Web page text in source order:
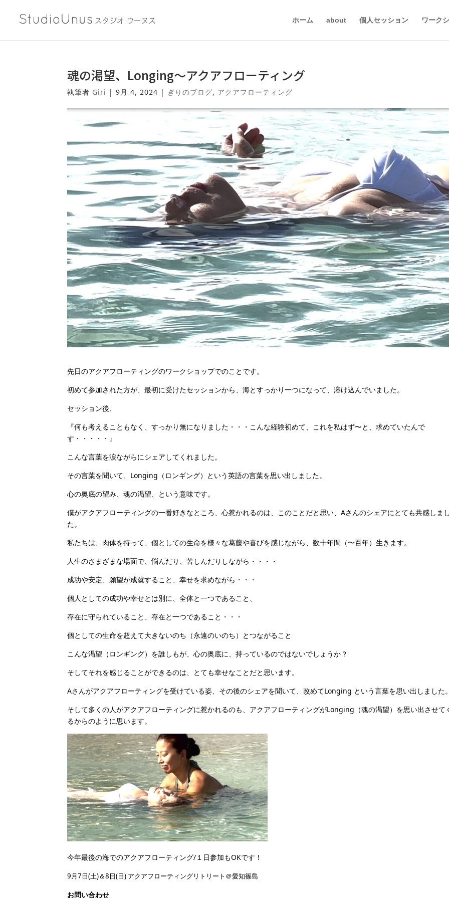
ホーム about 個人セッション ワーク
魂の渇望、Longing〜アクアフローティング
執筆者 Giri |9月 4, 2024 | ぎりのブログ, アクアフローティング
先日のアクアフローティングのワークショップでのことです。
初めて参加された方が、最初に受けたセッションから、海とすっかり一つになって、溶け込んでいました。
セッション後、
『何も考えることもなく、すっかり無になりました・・・こんな経験初めて、これを私はず〜と、求めていたんで
す・・・・・』
こんな言葉を涙ながらにシェアしてくれました。
その言葉を聞いて、Longing（ロンギング）という英語の言葉を思い出しました。
心の奥底の望み、魂の渇望、という意味です。
僕がアクアフローティングの一番好きなところ、心惹かれるのは、このことだと思い、Aさんのシェアにとても共感しま
た。
私たちは、肉体を持って、個としての生命を様々な葛藤や喜びを感じながら、数十年間（〜百年）生きます。
人生のさまざまな場面で、悩んだり、苦しんだりしながら・・・・
成功や安定、願望が成就すること、幸せを求めながら・・・
個人としての成功や幸せとは別に、全体と一つであること、
存在に守られていること、存在と一つであること・・・
個としての生命を超えて大きないのち（永遠のいのち）とつながること
こんな渇望（ロンギング）を誰しもが、心の奥底に、持っているのではないでしょうか？
そしてそれを感じることができるのは、とても幸せなことだと思います。
Aさんがアクアフローティングを受けている姿、その後のシェアを聞いて、改めてLonging という言葉を思い出しました
そして多くの人がアクアフローティングに惹かれるのも、アクアフローティングがLonging（魂の渇望）を思い出させて
るからのように思います。
今年最後の海でのアクアフローティング/１日参加もOKです！
9月7日(土)＆8日(日) アクアフローティングリトリート＠愛知篠島
お問い合わせ